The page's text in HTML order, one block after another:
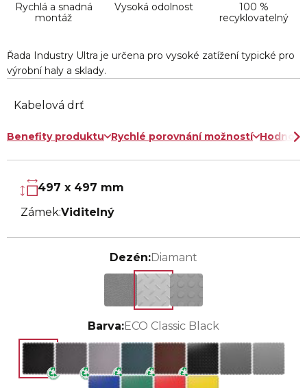
Rychlá a snadná
montáž
Vysoká odolnost
100 %
recyklovatelný
Řada Industry Ultra je určena pro vysoké zatížení typické pro
výrobní haly a sklady.
Kabelová drť
Benefity produktu Rychlé porovnání možností
497 x 497 mm
Zámek:Viditelný
Dezén:Diamant
Barva:ECO Classic Black